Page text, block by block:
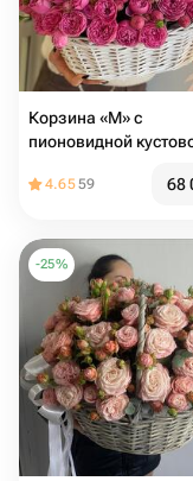
Корзина «M» с
пионовидной
4.6559 68
-25%